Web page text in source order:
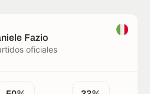
Fazio
oficiales